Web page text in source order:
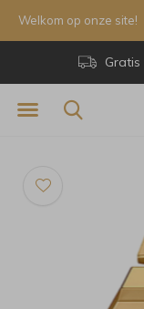
Welkom op onze site!